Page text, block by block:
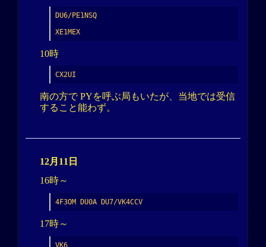
DU6/PE1NSQ
XE1MEX
10時
CX2UI
南の方で PYを呼ぶ局もいたが、当地では受信
すること能わず。
12月11日
16時～
4F3OM DU0A DU7/VK4CCV
17時～
VK6